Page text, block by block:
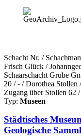
Schacht Nr. /
Frisch Glück /
Schaarschacht Grube
20 / - / Dorothea Stollen
Zugang über Stollen 62
Typ: Museen
Städtisches
Geologische